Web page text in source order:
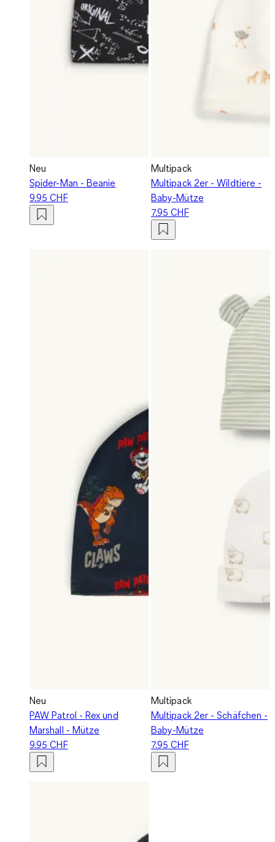
Neu
Spider-Man - Beanie
9.95 CHF
Multipack
Multipack 2er - Wildtiere -
Baby-Mütze
7.95 CHF
Neu
PAW Patrol - Rex und
Marshall - Mütze
9.95 CHF
Multipack
Multipack 2er - Schäfchen -
Baby-Mütze
7.95 CHF